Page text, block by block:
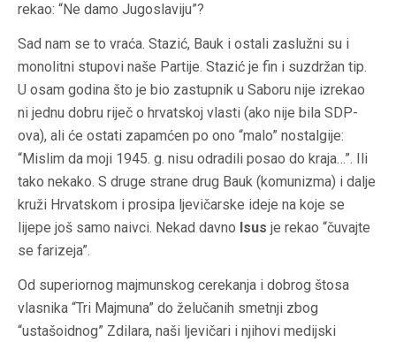
rekao: “Ne damo Jugoslaviju”?
Sad nam se to vraća. Stazić, Bauk i ostali zaslužni su i
monolitni stupovi naše Partije. Stazić je fin i suzdržan tip.
U osam godina što je bio zastupnik u Saboru nije izrekao
ni jednu dobru riječ o hrvatskoj vlasti (ako nije bila SDP-
ova), ali će ostati zapamćen po ono “malo” nostalgije:
“Mislim da moji 1945. g. nisu odradili posao do kraja…”. Ili
tako nekako. S druge strane drug Bauk (komunizma) i dalje
kruži Hrvatskom i prosipa ljevičarske ideje na koje se
lijepe još samo naivci. Nekad davno Isus je rekao “čuvajte
se farizeja”.
Od superiornog majmunskog cerekanja i dobrog štosa
vlasnika “Tri Majmuna” do želučanih smetnji zbog
“ustašoidnog” Zdilara, naši ljevičari i njihovi medijski